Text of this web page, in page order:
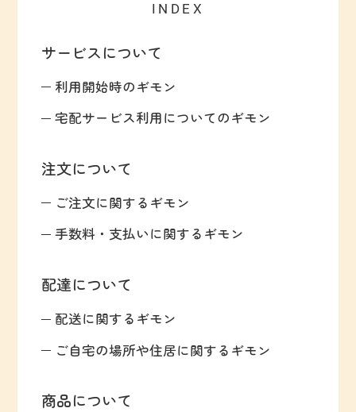
INDEX
サービスについて
利用開始時のギモン
宅配サービス利用についてのギモン
注文について
ご注文に関するギモン
手数料・支払いに関するギモン
配達について
配送に関するギモン
ご自宅の場所や住居に関するギモン
商品について